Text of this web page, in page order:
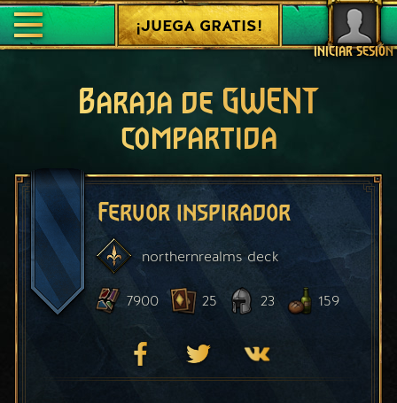
INICIAR SESIÓN
¡JUEGA GRATIS!
Baraja de GWENT
compartida
Fervor inspirador
northernrealmsdeck
7900 25 23 159